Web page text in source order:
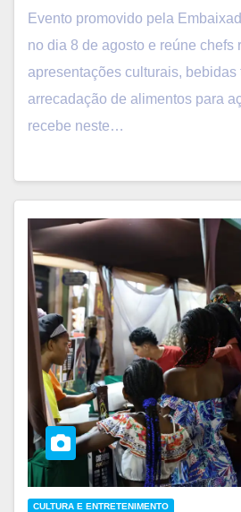
Evento promovido pela
no dia 8 de agosto e reúne chefs
apresentações culturais, bebidas
arrecadação de alimentos para
recebe neste…
CULTURA E ENTRETENIMENTO